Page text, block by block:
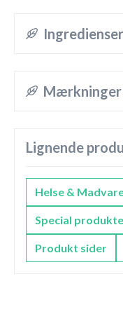
Ingredienser
Mærkninger
Lignende
Helse &
Special
Produkt sider